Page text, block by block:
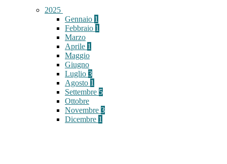
2025
Gennaio 1
Febbraio 1
Marzo
Aprile 1
Maggio
Giugno
Luglio 3
Agosto 1
Settembre 5
Ottobre
Novembre 3
Dicembre 1